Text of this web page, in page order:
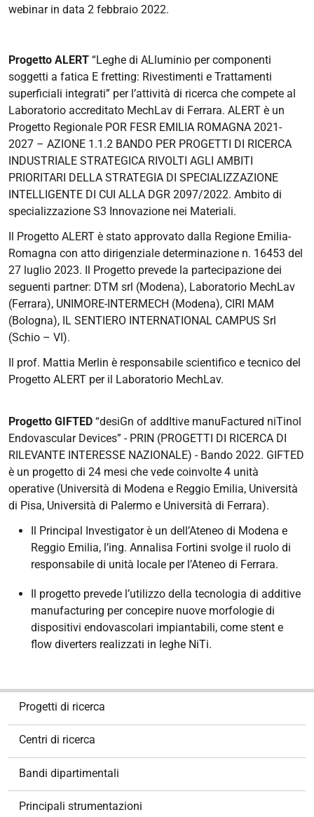
webinar in data 2 febbraio 2022.
Progetto ALERT “Leghe di ALluminio per componenti
soggetti a fatica E fretting: Rivestimenti e Trattamenti
superficiali integrati” per l’attività di ricerca che compete al
Laboratorio accreditato MechLav di Ferrara. ALERT è un
Progetto Regionale POR FESR EMILIA ROMAGNA 2021-
2027 – AZIONE 1.1.2 BANDO PER PROGETTI DI RICERCA
INDUSTRIALE STRATEGICA RIVOLTI AGLI AMBITI
PRIORITARI DELLA STRATEGIA DI SPECIALIZZAZIONE
INTELLIGENTE DI CUI ALLA DGR 2097/2022. Ambito di
specializzazione S3 Innovazione nei Materiali.
Il Progetto ALERT è stato approvato dalla Regione Emilia-
Romagna con atto dirigenziale determinazione n. 16453 del
27 luglio 2023. Il Progetto prevede la partecipazione dei
seguenti partner: DTM srl (Modena), Laboratorio MechLav
(Ferrara), UNIMORE-INTERMECH (Modena), CIRI MAM
(Bologna), IL SENTIERO INTERNATIONAL CAMPUS Srl
(Schio – VI).
Il prof. Mattia Merlin è responsabile scientifico e tecnico del
Progetto ALERT per il Laboratorio MechLav.
Progetto GIFTED “desiGn of addItive manuFactured niTinol
Endovascular Devices” - PRIN (PROGETTI DI RICERCA DI
RILEVANTE INTERESSE NAZIONALE) - Bando 2022. GIFTED
è un progetto di 24 mesi che vede coinvolte 4 unità
operative (Università di Modena e Reggio Emilia, Università
di Pisa, Università di Palermo e Università di Ferrara).
Il Principal Investigator è un dell’Ateneo di Modena e
Reggio Emilia, l’ing. Annalisa Fortini svolge il ruolo di
responsabile di unità locale per l’Ateneo di Ferrara.
Il progetto prevede l’utilizzo della tecnologia di additive
manufacturing per concepire nuove morfologie di
dispositivi endovascolari impiantabili, come stent e
flow diverters realizzati in leghe NiTi.
Progetti di ricerca
Centri di ricerca
Bandi dipartimentali
Principali strumentazioni